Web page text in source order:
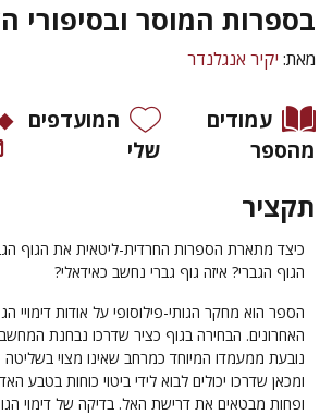
בספרות המוסר ובסיפורי
מאת: יקיר אנגלנדר
עמודים
מהספר
המועדפים
שלי
תקציר
כיצד מתארת הספרות החרדית-ליטאית את הגוף
הגוף הגברי? איזה גוף גברי נחשב כאידאלי?
הספר הוא מחקר הגותי-פילוסופי על אודות דימויי
האחרונים. הבחירה בגוף כציר שדרכו נבחנת
נובעת ממעמדו המיוחד כמרחב שאינו מצוי
ומכאן שדרכו יכולים לבוא לידי ביטוי כוחות בטבע
ופחות מבטאים את דרישת האל. בדיקה של דימוי